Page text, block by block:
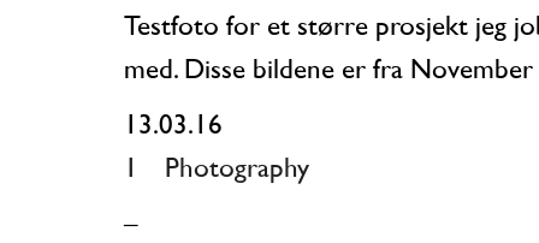
Testfoto for et større prosjekt jeg jobber
med. Disse bildene er fra November
13.03.16
1
Photography